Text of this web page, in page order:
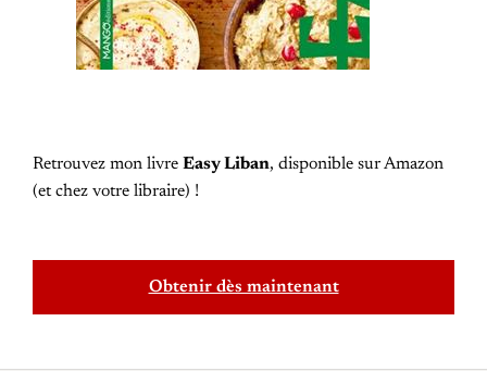
Retrouvez mon livre Easy Liban, disponible sur Amazon
(et chez votre libraire) !
Obtenir dès maintenant